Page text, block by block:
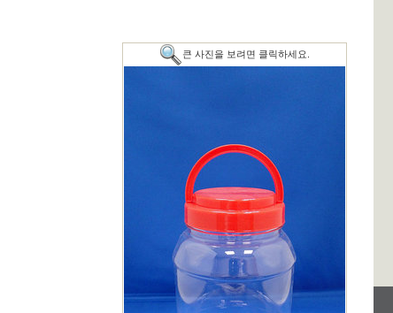
큰 사진을 보려면 클릭하세요.